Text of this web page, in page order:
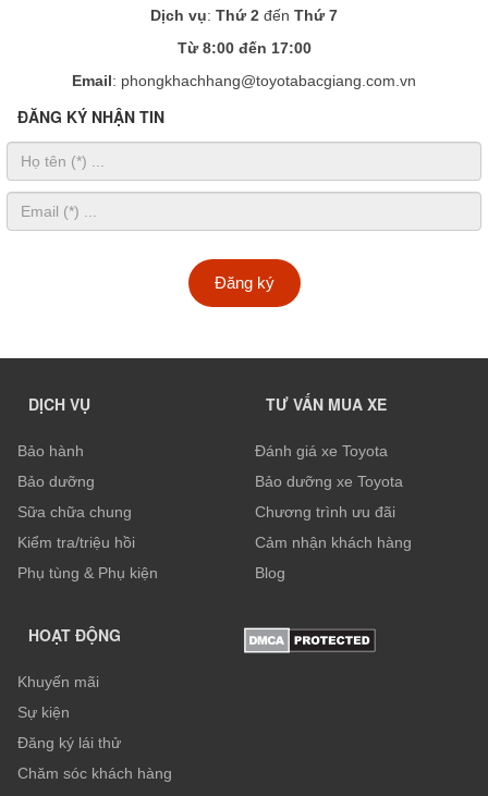
Dịch vụ: Thứ 2 đến Thứ 7
Từ 8:00 đến 17:00
Email: phongkhachhang@toyotabacgiang.com.vn
ĐĂNG KÝ NHẬN TIN
Đăng ký
DỊCH VỤ
Bảo hành
Bảo dưỡng
Sữa chữa chung
Kiểm tra/triệu hồi
Phụ tùng & Phụ kiện
TƯ VẤN MUA XE
Đánh giá xe Toyota
Bảo dưỡng xe Toyota
Chương trình ưu đãi
Cảm nhận khách hàng
Blog
HOẠT ĐỘNG
Khuyến mãi
Sự kiện
Đăng ký lái thử
Chăm sóc khách hàng